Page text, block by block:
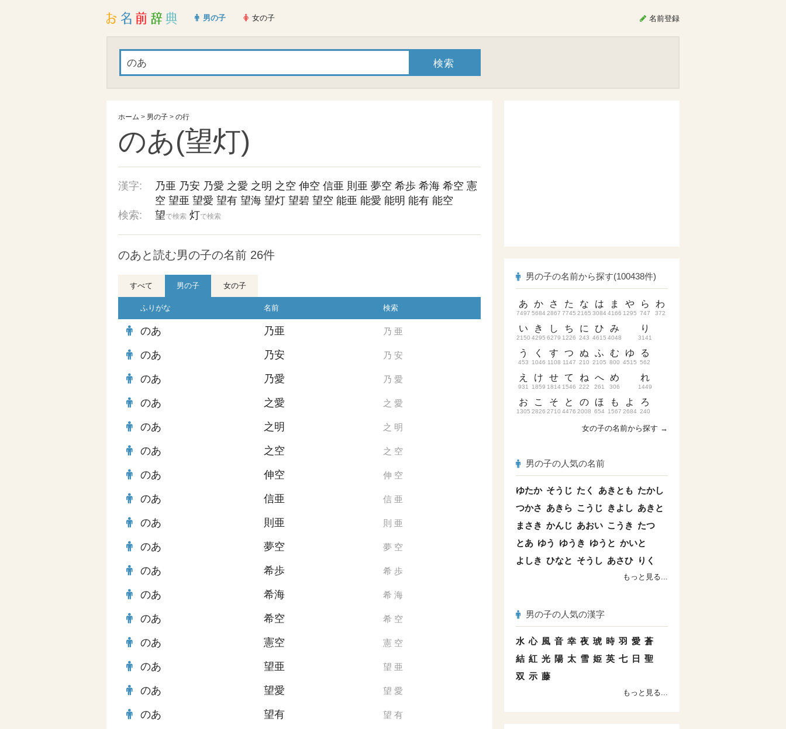
男の子 女の子 名前登録
ホーム > 男の子 > の行
のあ(望灯)
漢字: 乃亜 乃安 乃愛 之愛 之明 之空 伸空 信亜 則亜 夢空 希歩 希海 希空 憲
空 望亜 望愛 望有 望海 望灯 望碧 望空 能亜 能愛 能明 能有 能空
検索:
望で検索 灯で検索
のあと読む男の子の名前 26件
すべて 男の子 女の子
ふりがな 名前 検索
のあ 乃亜 乃 亜
のあ 乃安 乃 安
のあ 乃愛 乃 愛
のあ 之愛 之 愛
のあ 之明 之 明
のあ 之空 之 空
のあ 伸空 伸 空
のあ 信亜 信 亜
のあ 則亜 則 亜
のあ 夢空 夢 空
のあ 希歩 希 歩
のあ 希海 希 海
のあ 希空 希 空
のあ 憲空 憲 空
のあ 望亜 望 亜
のあ 望愛 望 愛
のあ 望有 望 有
男の子の名前から探す(100438件)
あ
7497
い
2150
う
453
え
931
お
1305
か
5684
き
4295
く
1046
け
1859
こ
2826
さ
2867
し
6279
す
1108
せ
1814
そ
2710
た
7745
ち
1226
つ
1147
て
1546
と
4476
な
2165
に
243
ぬ
210
ね
222
の
2008
は
3084
ひ
4615
ふ
2105
へ
261
ほ
654
ま
4166
み
4048
む
800
め
306
も
1567
や
1295
ゆ
4515
よ
2684
ら
747
り
3141
る
562
れ
1449
ろ
240
わ
372
女の子の名前から探す →
男の子の人気の名前
ゆたか そうじ たく あきとも たかし
つかさ あきら こうじ きよし あきと
まさき かんじ あおい こうき たつ
とあ ゆう ゆうき ゆうと かいと
よしき ひなと そうし あさひ りく
もっと見る...
男の子の人気の漢字
水 心 風 音 幸 夜 琥 時 羽 愛 蒼
結 紅 光 陽 太 雪 姫 英 七 日 聖
双 示 藤
もっと見る...